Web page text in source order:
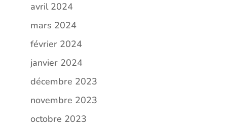
avril 2024
mars 2024
février 2024
janvier 2024
décembre 2023
novembre 2023
octobre 2023